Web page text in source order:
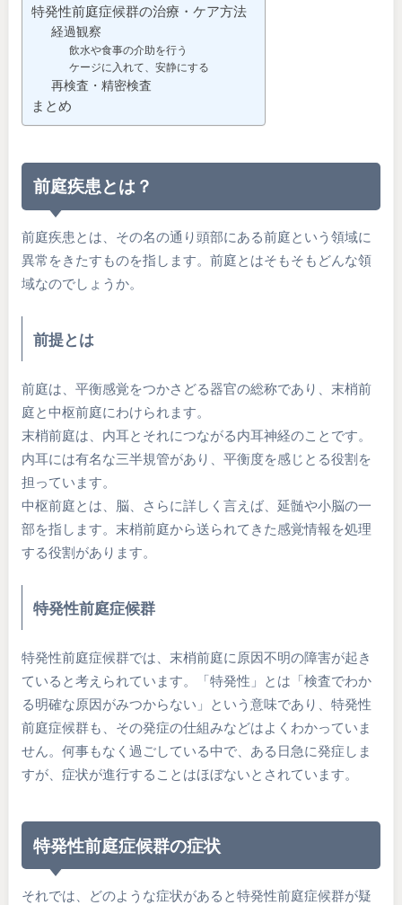
特発性前庭症候群の治療・ケア方法
経過観察
飲水や食事の介助を行う
ケージに入れて、安静にする
再検査・精密検査
まとめ
前庭疾患とは？
前庭疾患とは、その名の通り頭部にある前庭という領域に
異常をきたすものを指します。前庭とはそもそもどんな領
域なのでしょうか。
前提とは
前庭は、平衡感覚をつかさどる器官の総称であり、末梢前
庭と中枢前庭にわけられます。
末梢前庭は、内耳とそれにつながる内耳神経のことです。
内耳には有名な三半規管があり、平衡度を感じとる役割を
担っています。
中枢前庭とは、脳、さらに詳しく言えば、延髄や小脳の一
部を指します。末梢前庭から送られてきた感覚情報を処理
する役割があります。
特発性前庭症候群
特発性前庭症候群では、末梢前庭に原因不明の障害が起き
ていると考えられています。「特発性」とは「検査でわか
る明確な原因がみつからない」という意味であり、特発性
前庭症候群も、その発症の仕組みなどはよくわかっていま
せん。何事もなく過ごしている中で、ある日急に発症しま
すが、症状が進行することはほぼないとされています。
特発性前庭症候群の症状
それでは、どのような症状があると特発性前庭症候群が疑